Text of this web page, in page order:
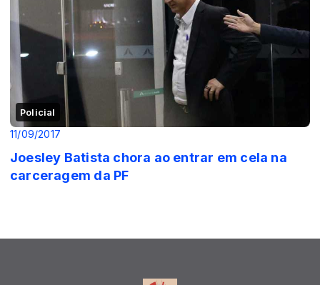
Policial
11/09/2017
Joesley Batista chora ao entrar em cela na
carceragem da PF